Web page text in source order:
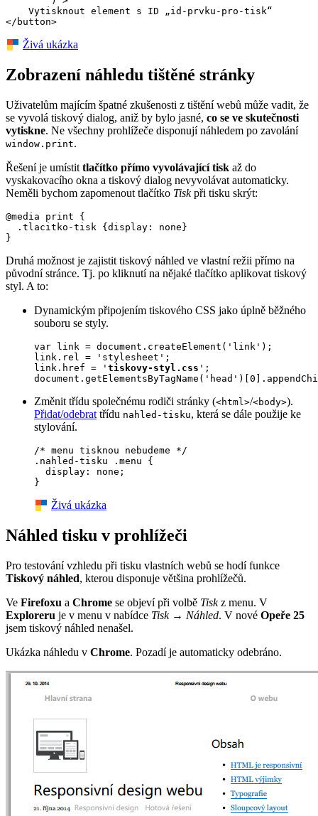
    Vytisknout element s ID „id-prvku-pro-tisk“
Živá ukázka
Zobrazení náhledu tištěné stránky
Uživatelům majícím špatné zkušenosti z tištění webů může vadit, že
se vyvolá tiskový dialog, aniž by bylo jasné, co se ve skutečnosti
vytiskne. Ne všechny prohlížeče disponují náhledem po zavolání
window.print.
Řešení je umístit tlačítko přímo vyvolávající tisk až do
vyskakovacího okna a tiskový dialog nevyvolávat automaticky.
Neměli bychom zapomenout tlačítko Tiskpři tisku skrýt:
@media print {
  .tlacitko-tisk {display: none}
}
Druhá možnost je zajistit tiskový náhled ve vlastní režii přímo na
původní stránce. Tj. po kliknutí na nějaké tlačítko aplikovat tiskový
styl. A to:
Dynamickým připojením tiskového CSS jako úplně běžného
souboru se styly.
var link = document.createElement('link');
link.rel = 'stylesheet';
link.href = ' tiskovy-styl.css ';
Změnit třídu společnému rodiči stránky (<html>/<body>).
Přidat/odebrat třídu nahled-tisku, která se dále použije ke
stylování.
/* menu tisknou nebudeme */
.nahled-tisku .menu {
  display: none;
Živá ukázka
Náhled tisku v prohlížeči
Pro testování vzhledu při tisku vlastních webů se hodí funkce
Tiskový náhled, kterou disponuje většina prohlížečů.
Ve Firefoxu a Chrome se objeví při volbě Tiskz menu. V
Exploreru je v menu v nabídce Tisk→ Náhled. V nové Opeře 25
jsem tiskový náhled nenašel.
Ukázka náhledu v Chrome. Pozadí je automaticky odebráno.